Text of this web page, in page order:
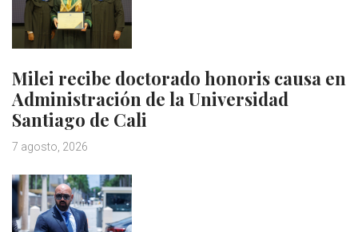
Milei recibe doctorado honoris causa en
Administración de la Universidad
Santiago de Cali
7 agosto, 2026